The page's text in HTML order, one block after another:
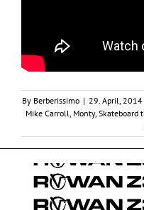
By Berberissimo | 29. April, 2014
Mike Carroll Monty, Skateboard